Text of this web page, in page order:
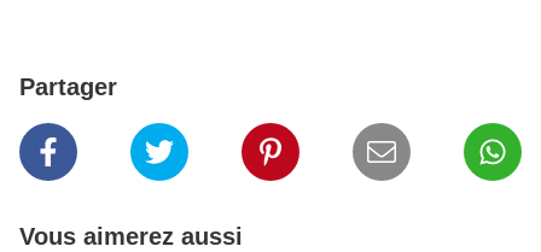
Partager
Vous aimerez aussi